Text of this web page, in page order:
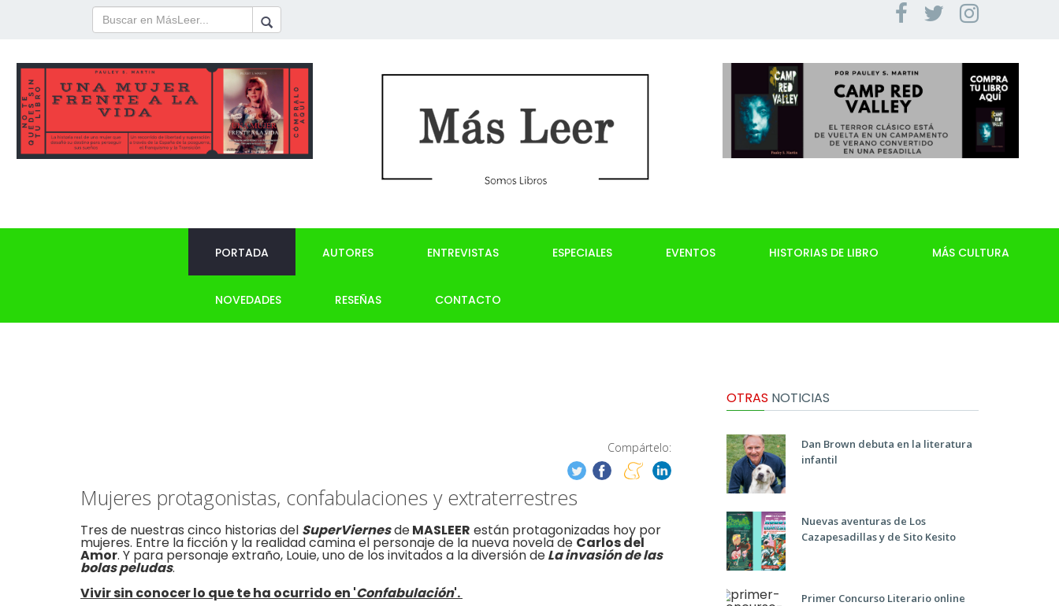
PORTADA AUTORES ENTREVISTAS ESPECIALES EVENTOS HISTORIAS DE LIBRO MÁS CULTURA
NOVEDADES RESEÑAS CONTACTO
Compártelo:
Mujeres protagonistas, confabulaciones y extraterrestres
Tres de nuestras cinco historias del SuperViernesdeMASLEER están protagonizadas hoy por
mujeres. Entre la ficción y la realidad camina el personaje de la nueva novela de Carlos del
Amor. Y para personaje extraño, Louie, uno de los invitados a la diversión deLa invasión de las
bolas peludas.
Vivir sin conocer lo que te ha ocurrido en 'Confabulación'.
OTRAS NOTICIAS
Dan Brown debuta en la literatura
infantil
Nuevas aventuras de Los
Cazapesadillas y de Sito Kesito
Primer Concurso Literario online